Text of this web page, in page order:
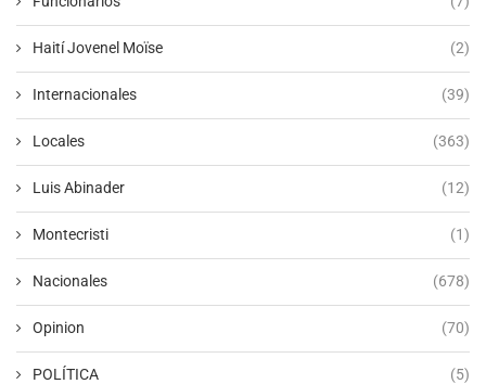
Haití Jovenel Moïse (2)
Internacionales (39)
Locales (363)
Luis Abinader (12)
Montecristi (1)
Nacionales (678)
Opinion (70)
POLÍTICA (5)